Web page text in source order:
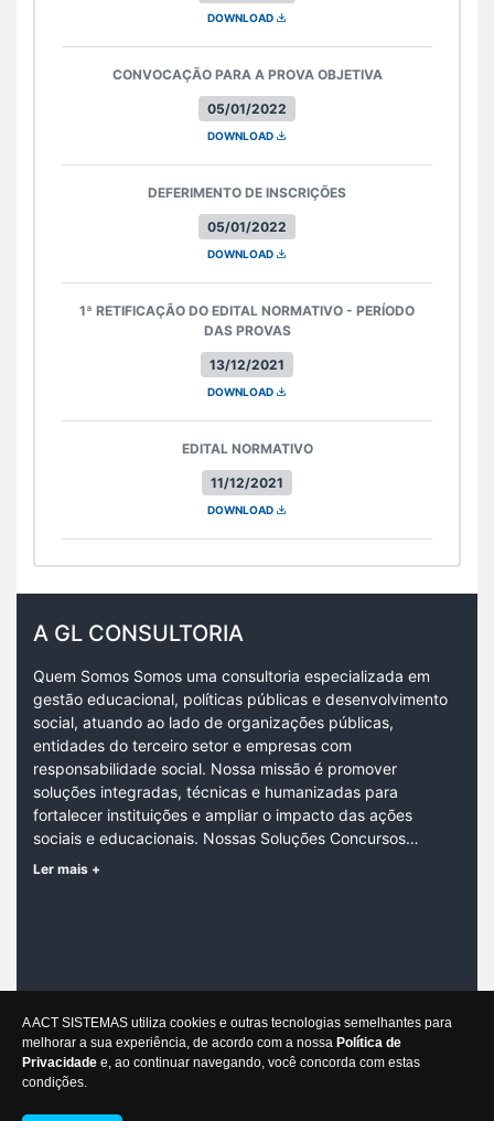
A ACT SISTEMAS utiliza cookies e outras tecnologias semelhantes para
melhorar a sua experiência, de acordo com a nossa Política de
Privacidade e, ao continuar navegando, você concorda com estas
condições.
DOWNLOAD
05/01/2022
CONVOCAÇÃO PARA A PROVA OBJETIVA
DOWNLOAD
05/01/2022
DEFERIMENTO DE INSCRIÇÕES
DOWNLOAD
13/12/2021
1ª RETIFICAÇÃO DO EDITAL NORMATIVO - PERÍODO
DAS PROVAS
DOWNLOAD
11/12/2021
EDITAL NORMATIVO
DOWNLOAD
A GL CONSULTORIA
Quem Somos Somos uma consultoria especializada em
gestão educacional, políticas públicas e desenvolvimento
social, atuando ao lado de organizações públicas,
entidades do terceiro setor e empresas com
responsabilidade social. Nossa missão é promover
soluções integradas, técnicas e humanizadas para
fortalecer instituições e ampliar o impacto das ações
sociais e educacionais. Nossas Soluções Concursos…
Ler mais +
CONTATO
contato@glconsultoria.com.br